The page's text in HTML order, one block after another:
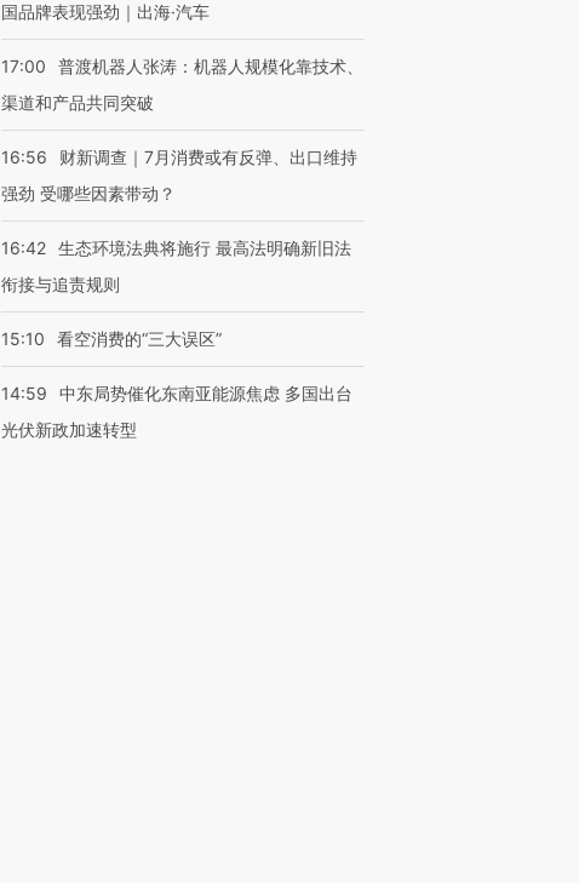
国品牌表现强劲｜出海·汽车
17:00
普渡机器人张涛：机器人规模化靠技术、
渠道和产品共同突破
16:56
财新调查｜7月消费或有反弹、出口维持
强劲 受哪些因素带动？
16:42 生态环境法典将施行 最高法明确新旧法
衔接与追责规则
15:10 看空消费的“三大误区”
14:59
中东局势催化东南亚能源焦虑 多国出台
光伏新政加速转型